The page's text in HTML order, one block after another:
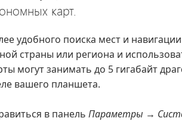
карт.
удобного поиска мест и
страны или региона и
могут занимать до 5 гигабайт
вашего планшета.
в панель Параметры →